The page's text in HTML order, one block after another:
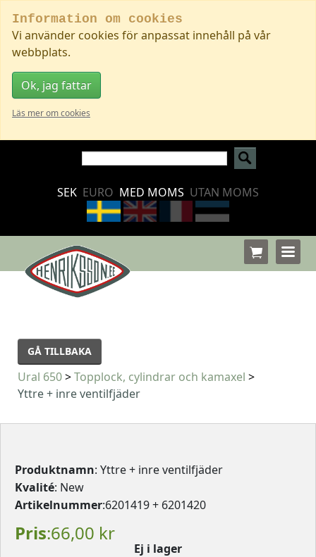
Information om cookies
Vi använder cookies för anpassat innehåll på vår
webbplats.
Ok, jag fattar
Läs mer om cookies
SEK EURO MED MOMS UTAN MOMS
GÅ TILLBAKA
Ural 650>Topplock, cylindrar och kamaxel >
Yttre + inre ventilfjäder
Produktnamn: Yttre + inre ventilfjäder
Kvalité: New
Artikelnummer:6201419 + 6201420
Pris:66,00 kr
Ej i lager